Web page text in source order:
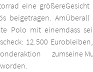
eine größere
beigetragen. Am
Polo mit einem
12.500 Euro
zum
Überall
dass
seine